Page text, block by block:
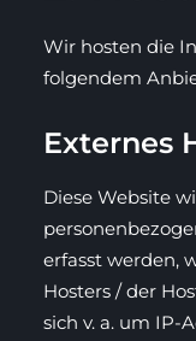
Wir hosten die
folgendem
Externes
Diese Website
erfasst werden,
Hosters / der
sich v. a. um IP-